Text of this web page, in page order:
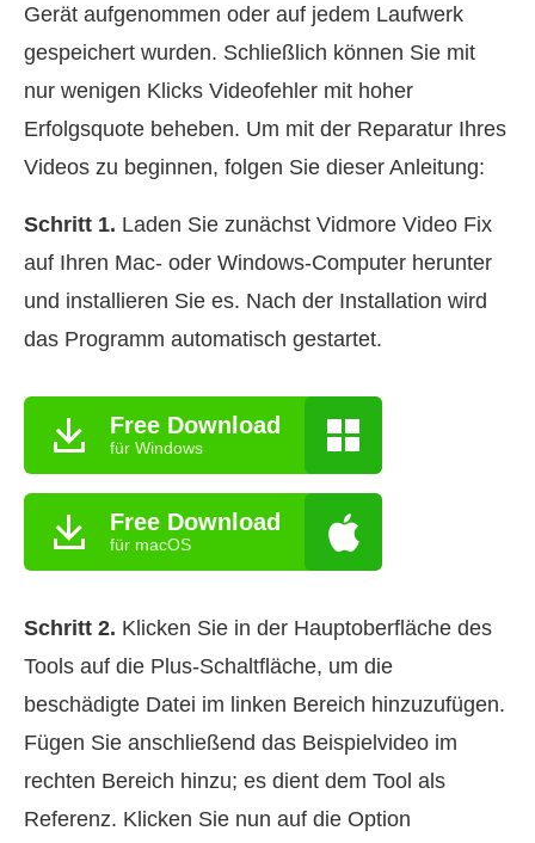
Gerät aufgenommen oder auf jedem Laufwerk
gespeichert wurden. Schließlich können Sie mit
nur wenigen Klicks Videofehler mit hoher
Erfolgsquote beheben. Um mit der Reparatur Ihres
Videos zu beginnen, folgen Sie dieser Anleitung:
Schritt 1. Laden Sie zunächst Vidmore Video Fix
auf Ihren Mac- oder Windows-Computer herunter
und installieren Sie es. Nach der Installation wird
das Programm automatisch gestartet.
Free Download
für Windows
Free Download
für macOS
Schritt 2. Klicken Sie in der Hauptoberfläche des
Tools auf die Plus-Schaltfläche, um die
beschädigte Datei im linken Bereich hinzuzufügen.
Fügen Sie anschließend das Beispielvideo im
rechten Bereich hinzu; es dient dem Tool als
Referenz. Klicken Sie nun auf die Option